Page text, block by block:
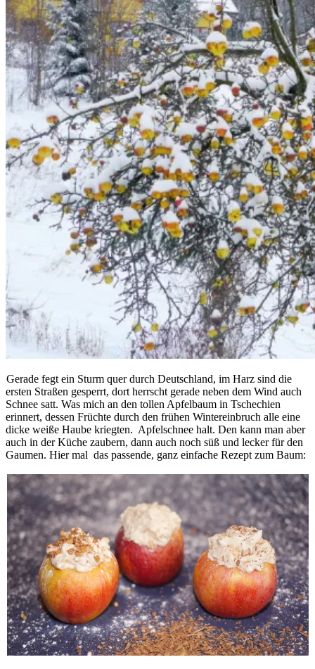
Gerade fegt ein Sturm quer durch Deutschland, im Harz sind die
ersten Straßen gesperrt, dort herrscht gerade neben dem Wind auch
Schnee satt. Was mich an den tollen Apfelbaum in Tschechien
erinnert, dessen Früchte durch den frühen Wintereinbruch alle eine
dicke weiße Haube kriegten. Apfelschnee halt. Den kann man aber
auch in der Küche zaubern, dann auch noch süß und lecker für den
Gaumen. Hier mal das passende, ganz einfache Rezept zum Baum: